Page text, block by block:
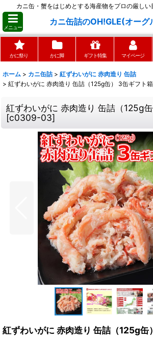
カニ缶・蟹をはじめとする海産物をプロの厳し
メニュー
カニ缶詰のOH!GLE(オーグ
かに祭り かに脚 ギフト特集 マイページ
ホーム > カニ缶詰 > 紅ずわいがに 赤肉造り 缶詰
> 紅ずわいがに 赤肉造り 缶詰（125g缶） 3缶ギフト
紅ずわいがに 赤肉造り 缶詰（125g
[c0309-03]
紅ずわいがに 赤肉造り 缶詰（125g缶